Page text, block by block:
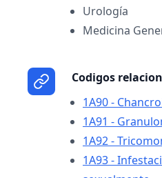
Urología
Medicina
Codigos
1A90 -
1A91 -
1A92 -
1A93 -